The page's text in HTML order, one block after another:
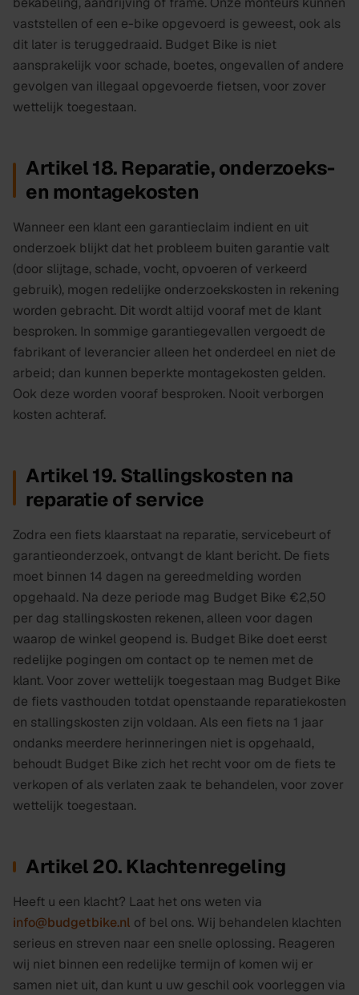
vaststellen of een e-bike opgevoerd is geweest, ook als
dit later is teruggedraaid. Budget Bike is niet
aansprakelijk voor schade, boetes, ongevallen of andere
gevolgen van illegaal opgevoerde fietsen, voor zover
wettelijk toegestaan.
Artikel 18. Reparatie, onderzoeks-
en montagekosten
Wanneer een klant een garantieclaim indient en uit
onderzoek blijkt dat het probleem buiten garantie valt
(door slijtage, schade, vocht, opvoeren of verkeerd
gebruik), mogen redelijke onderzoekskosten in rekening
worden gebracht. Dit wordt altijd vooraf met de klant
besproken. In sommige garantiegevallen vergoedt de
fabrikant of leverancier alleen het onderdeel en niet de
arbeid; dan kunnen beperkte montagekosten gelden.
Ook deze worden vooraf besproken. Nooit verborgen
kosten achteraf.
Artikel 19. Stallingskosten na
reparatie of service
Zodra een fiets klaarstaat na reparatie, servicebeurt of
garantieonderzoek, ontvangt de klant bericht. De fiets
moet binnen 14 dagen na gereedmelding worden
opgehaald. Na deze periode mag Budget Bike €2,50
per dag stallingskosten rekenen, alleen voor dagen
waarop de winkel geopend is. Budget Bike doet eerst
redelijke pogingen om contact op te nemen met de
klant. Voor zover wettelijk toegestaan mag Budget Bike
de fiets vasthouden totdat openstaande reparatiekosten
en stallingskosten zijn voldaan. Als een fiets na 1 jaar
ondanks meerdere herinneringen niet is opgehaald,
behoudt Budget Bike zich het recht voor om de fiets te
verkopen of als verlaten zaak te behandelen, voor zover
wettelijk toegestaan.
Artikel 20. Klachtenregeling
Heeft u een klacht? Laat het ons weten via
info@budgetbike.nl of bel ons. Wij behandelen klachten
serieus en streven naar een snelle oplossing. Reageren
wij niet binnen een redelijke termijn of komen wij er
samen niet uit, dan kunt u uw geschil ook voorleggen via